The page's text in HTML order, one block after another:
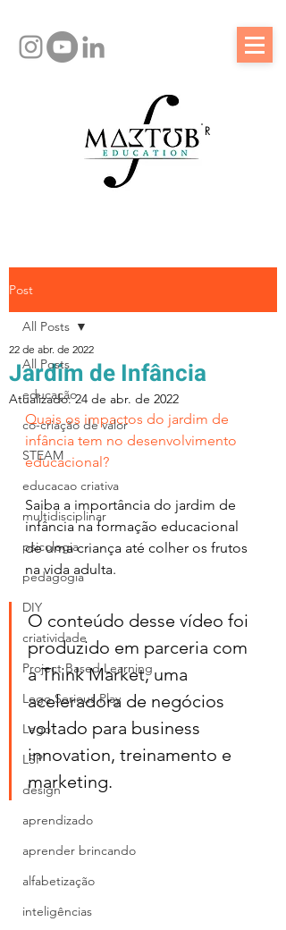
R
Post
All Posts
educação
co-criação de valor
STEAM
educacao criativa
multidisciplinar
psicologia
pedagogia
DIY
criatividade
Project Based Learning
Lego Serious Play
Lego
LSP
design
aprendizado
aprender brincando
alfabetização
inteligências
All Posts
Jardim de Infância
22 de abr. de 2022
Atualizado:24 de abr. de 2022
Quais os impactos do jardim de
infância tem no desenvolvimento
educacional?
Saiba a importância do jardim de
infância na formação educacional
de uma criança até colher os frutos
na vida adulta.
O conteúdo desse vídeo foi
produzido em parceria com
a Think Market, uma
aceleradora de negócios
voltado para business
innovation, treinamento e
marketing.